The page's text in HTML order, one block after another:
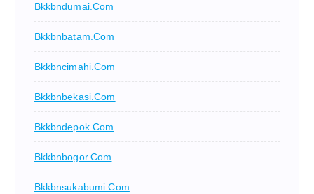
Bkkbndumai.com
Bkkbnbatam.com
Bkkbncimahi.com
Bkkbnbekasi.com
Bkkbndepok.com
Bkkbnbogor.com
Bkkbnsukabumi.com